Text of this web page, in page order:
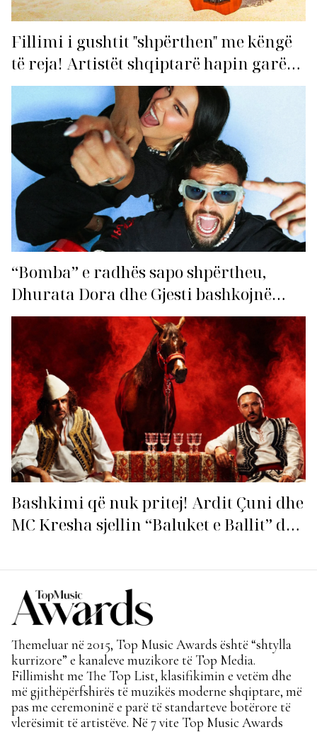
Fillimi i gushtit "shpërthen" me këngë
të reja! Artistët shqiptarë hapin garën
për hitin e verës!
“Bomba” e radhës sapo shpërtheu,
Dhurata Dora dhe Gjesti bashkojnë
fuqitë me “Gasolina”!
Bashkimi që nuk pritej! Ardit Çuni dhe
MC Kresha sjellin “Baluket e Ballit” dhe
Themeluar në 2015, Top Music Awards është “shtylla
kurrizore” e kanaleve muzikore të Top Media.
Fillimisht me The Top List, klasifikimin e vetëm dhe
më gjithëpërfshirës të muzikës moderne shqiptare, më
pas me ceremoninë e parë të standarteve botërore të
vlerësimit të artistëve. Në 7 vite Top Music Awards